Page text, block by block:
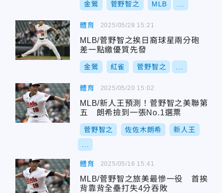
金鶯 菅野智之 MLB
體育
MLB/菅野智之挨日裔球星兩分砲
差一點繳優質先發
金鶯 紅雀 菅野智之
2025/05/28 15:21
體育
MLB/新人王預測！菅野智之美聯第
五 朗希撿到一張No.1選票
菅野智之 佐佐木朗希 新人王
2025/05/20 15:02
體育
MLB/菅野智之旅美最慘一役 首挨
背靠背全壘打失4分吞敗
2025/05/16 15:41